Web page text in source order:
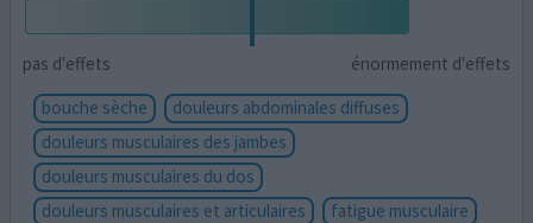
pas d'effets
énormement d'effets
bouche sèche
douleurs abdominales diffuses
douleurs musculaires des jambes
douleurs musculaires du dos
douleurs musculaires et articulaires
fatigue musculaire